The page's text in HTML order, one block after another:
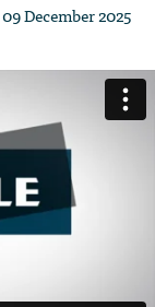
09 December 2025